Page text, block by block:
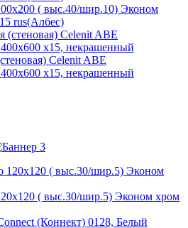
( выс.40/шир.10) Эконом
rus(Албес)
Celenit ABE
x15, некрашенный
( выс.30/шир.5) Эконом хром